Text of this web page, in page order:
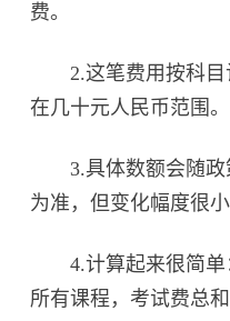
费。
2.这笔费用按科目
在几十元人民币范围。
3.具体数额会随政
为准，但变化幅度很
4.计算起来很简单
所有课程，考试费总